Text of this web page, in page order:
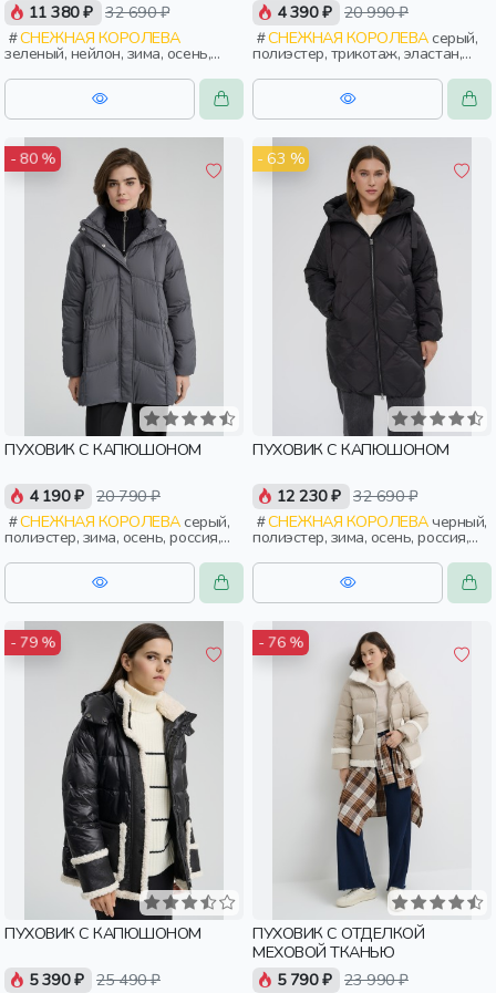
11 380 ₽ 32 690 ₽
СНЕЖНАЯ КОРОЛЕВА
зеленый, нейлон, зима, осень,
застежка, приталенные, кнопки,
прорези, карман, пояс, женщины,
взрослые
4 390 ₽ 20 990 ₽
СНЕЖНАЯ КОРОЛЕВАсерый,
полиэстер, трикотаж, эластан,
зима, осень, россия, прямые,
удлиненные, капюшон, застежка,
утепленные, клапан, карман,
женщины, взрослые
- 80 %
ПУХОВИК С КАПЮШОНОМ
4 190 ₽ 20 790 ₽
СНЕЖНАЯ КОРОЛЕВАсерый,
полиэстер, зима, осень, россия,
капюшон, застежка, утепленные,
стеганые, кнопки, прорези,
карман, воротник, воротник-
стойка, женщины, взрослые
- 63 %
ПУХОВИК С КАПЮШОНОМ
12 230 ₽ 32 690 ₽
СНЕЖНАЯ КОРОЛЕВАчерный,
полиэстер, зима, осень, россия,
прямые, капюшон, застежка,
утепленные, стеганые, прорези,
карман, женщины, взрослые
- 79 %
ПУХОВИК С КАПЮШОНОМ
5 390 ₽ 25 490 ₽
- 76 %
ПУХОВИК С ОТДЕЛКОЙ
МЕХОВОЙ ТКАНЬЮ
5 790 ₽ 23 990 ₽